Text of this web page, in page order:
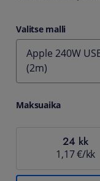
Valitse malli
Apple 240W
(2m)
Maksuaika
24 kk
1,17 €/kk